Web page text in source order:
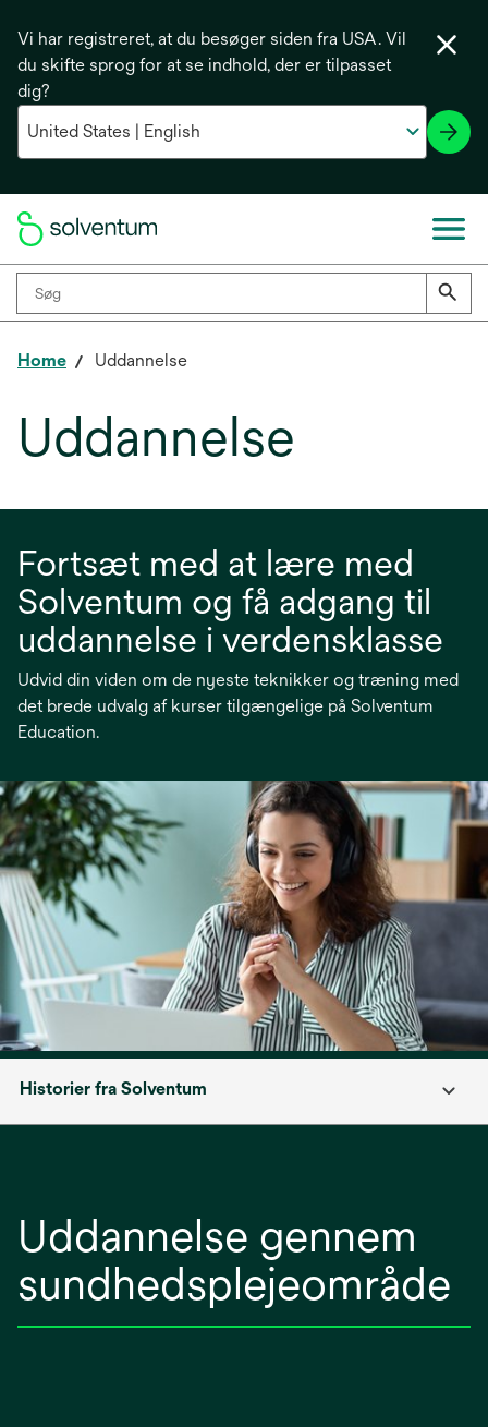
Vi har registreret, at du besøger siden fra USA. Vil
du skifte sprog for at se indhold, der er tilpasset
dig?
Home Uddannelse
Uddannelse
Fortsæt med at lære med
Solventum og få adgang til
uddannelse i verdensklasse
Udvid din viden om de nyeste teknikker og træning med
det brede udvalg af kurser tilgængelige på Solventum
Education.
Historier fra Solventum
Uddannelse gennem
sundhedsplejeområde